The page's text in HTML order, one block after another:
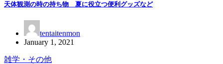
天体観測の時の持ち物 夏に役立つ便利グッズなど
tentaitenmon
January 1, 2021
雑学・その他